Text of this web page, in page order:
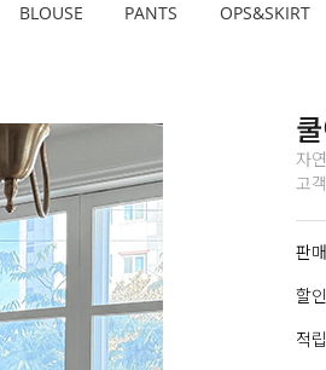
BLOUSE PANTS OPS&SKIRT
자
고
판
할
적